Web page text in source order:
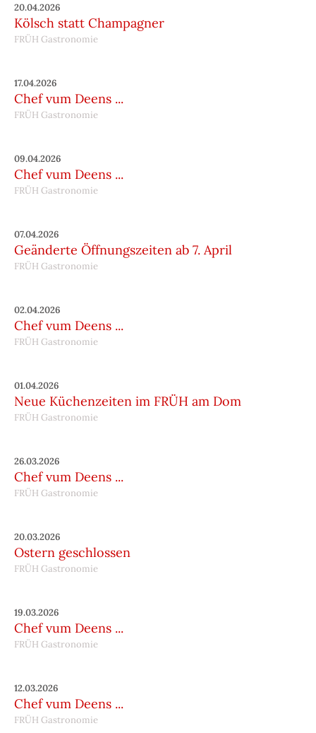
20.04.2026
Kölsch statt Champagner
FRÜH Gastronomie
17.04.2026
Chef vum Deens ...
FRÜH Gastronomie
09.04.2026
Chef vum Deens ...
FRÜH Gastronomie
07.04.2026
Geänderte Öffnungszeiten ab 7. April
FRÜH Gastronomie
02.04.2026
Chef vum Deens ...
FRÜH Gastronomie
01.04.2026
Neue Küchenzeiten im FRÜH am Dom
FRÜH Gastronomie
26.03.2026
Chef vum Deens ...
FRÜH Gastronomie
20.03.2026
Ostern geschlossen
FRÜH Gastronomie
19.03.2026
Chef vum Deens ...
FRÜH Gastronomie
12.03.2026
Chef vum Deens ...
FRÜH Gastronomie